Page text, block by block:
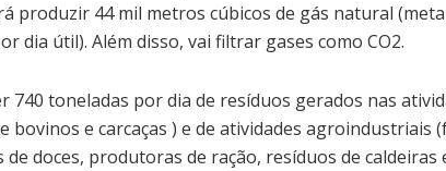
produzir 44 mil metros cúbicos de gás natural
dia útil). Além disso, vai filtrar gases como CO2.
740 toneladas por dia de resíduos gerados nas
bovinos e carcaças ) e de atividades agroindustriais
doces, produtoras de ração, resíduos de caldeiras